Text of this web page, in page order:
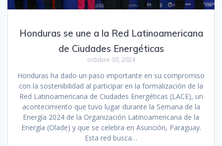
Honduras se une a la Red Latinoamericana
de Ciudades Energéticas
octubre 30, 2024
Honduras ha dado un paso importante en su compromiso
con la sostenibilidad al participar en la formalización de la
Red Latinoamericana de Ciudades Energéticas (LACE), un
acontecimiento que tuvo lugar durante la Semana de la
Energía 2024 de la Organización Latinoamericana de la
Energía (Olade) y que se celebra en Asunción, Paraguay.
Esta red busca…